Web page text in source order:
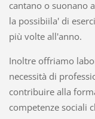
cantano o suonano
la possibiila' di
più volte all'anno.
Inoltre offriamo
necessità di
contribuire alla
competenze sociali